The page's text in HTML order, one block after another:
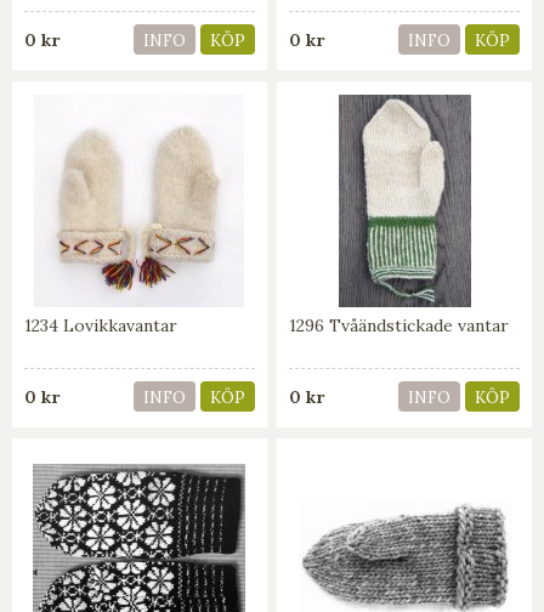
0 kr INFO KÖP 0 kr INFO KÖP
1234 Lovikkavantar
0 kr INFO KÖP
1296 Tvåändstickade vantar
0 kr INFO KÖP